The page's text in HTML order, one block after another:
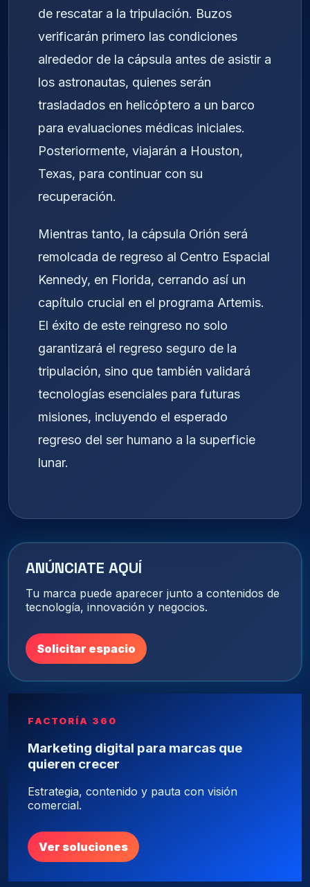
de rescatar a la tripulación. Buzos
verificarán primero las condiciones
alrededor de la cápsula antes de asistir a
los astronautas, quienes serán
trasladados en helicóptero a un barco
para evaluaciones médicas iniciales.
Posteriormente, viajarán a Houston,
Texas, para continuar con su
recuperación.
Mientras tanto, la cápsula Orión será
remolcada de regreso al Centro Espacial
Kennedy, en Florida, cerrando así un
capítulo crucial en el programa Artemis.
El éxito de este reingreso no solo
garantizará el regreso seguro de la
tripulación, sino que también validará
tecnologías esenciales para futuras
misiones, incluyendo el esperado
regreso del ser humano a la superficie
lunar.
ANÚNCIATE AQUÍ
Tu marca puede aparecer junto a contenidos de
tecnología, innovación y negocios.
Solicitar espacio
FACTORÍA 360
Marketing digital para marcas que
quieren crecer
Estrategia, contenido y pauta con visión
comercial.
Ver soluciones